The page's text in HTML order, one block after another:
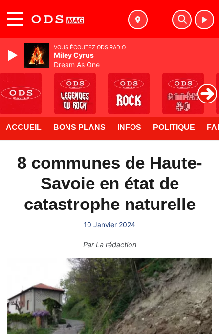
ACCUEIL BONS PLANS INFOS POLITIQUE
8 communes de Haute-
Savoie en état de
catastrophe naturelle
10 Janvier 2024
ParLa rédaction
VOUS ÉCOUTEZ ODS RADIO
Miley Cyrus
Dream As One